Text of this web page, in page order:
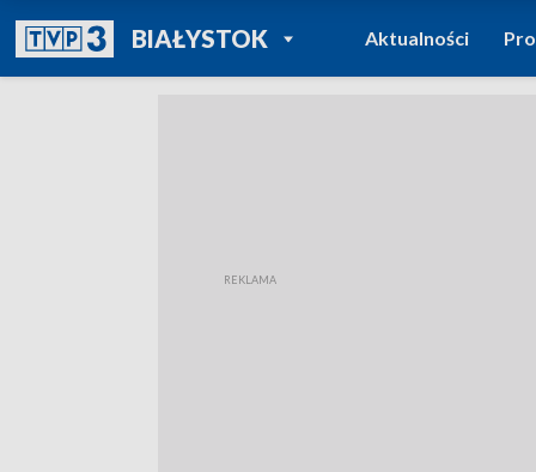
BIAŁYSTOKPOWRÓT DO
TVP REGIONY
Aktualności